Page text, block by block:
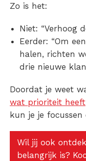
Zo is het:
Niet: “Verhoog
Eerder: “Om
halen, richten
drie nieuwe
Doordat je weet
wat prioriteit heeft
kun je je
Wil jij ook
belangrijk is?